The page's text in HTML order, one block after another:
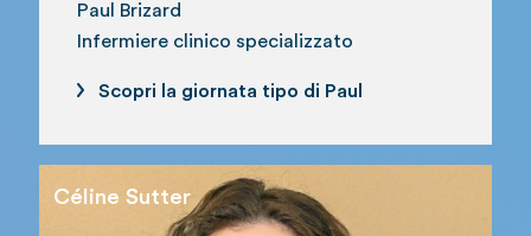
Paul Brizard
Infermiere clinico specializzato
Scopri la giornata tipo di Paul
Céline Sutter